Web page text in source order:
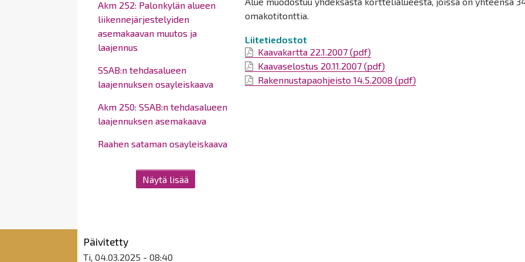
Akm 252: Palonkylän alueen
liikennejärjestelyiden
asemakaavan muutos ja
laajennus
SSAB:n tehdasalueen
laajennuksen osayleiskaava
Akm 250: SSAB:n tehdasalueen
laajennuksen asemakaava
Raahen sataman osayleiskaava
Näytä lisää
omakotitonttia.
Liitetiedostot
Kaavakartta 22.1.2007 (pdf)
Kaavaselostus 20.11.2007 (pdf)
Rakennustapaohjeisto 14.5.2008 (pdf)
Päivitetty
Ti, 04.03.2025 - 08:40